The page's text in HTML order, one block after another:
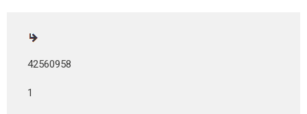
42560958
1